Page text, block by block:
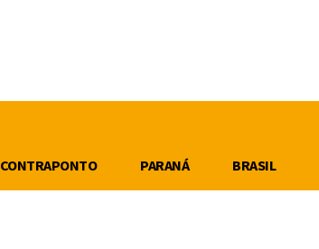
CONTRAPONTO PARANÁ BRASIL